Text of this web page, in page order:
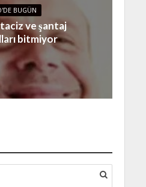
BUGÜN
taciz ve şantaj
bitmiyor